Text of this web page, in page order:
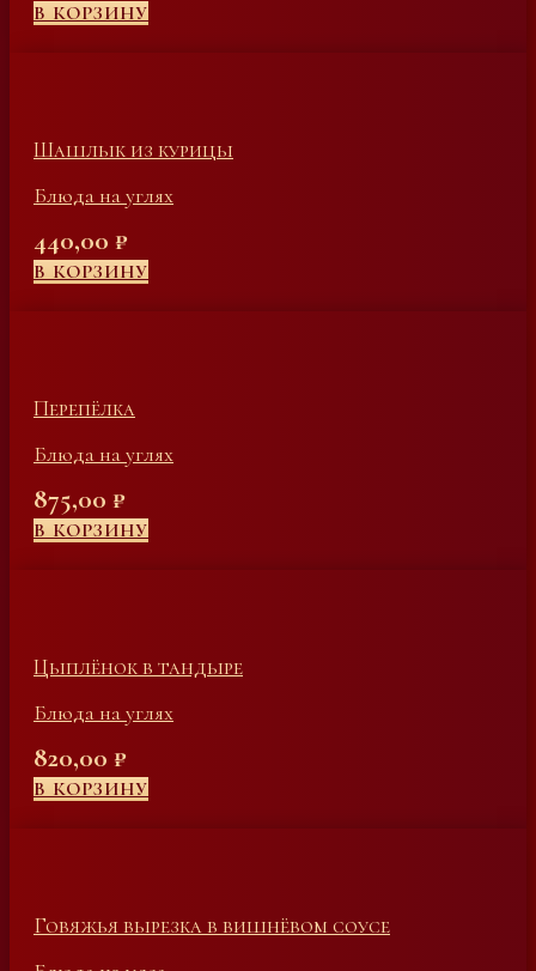
В КОРЗИНУ
Шашлык из курицы
Блюда на углях
440,00 ₽
В КОРЗИНУ
Перепёлка
Блюда на углях
875,00 ₽
В КОРЗИНУ
Цыплёнок в тандыре
Блюда на углях
820,00 ₽
В КОРЗИНУ
Говяжья вырезка в вишнёвом соусе